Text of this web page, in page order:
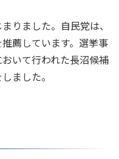
りました。自民党は、
薦しています。選挙事
いて行われた長沼候補
ました。